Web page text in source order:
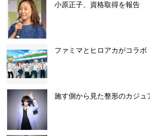
小原正子、資格取得を報告
ファミマとヒロアカがコラボ
施す側から見た整形のカジュ